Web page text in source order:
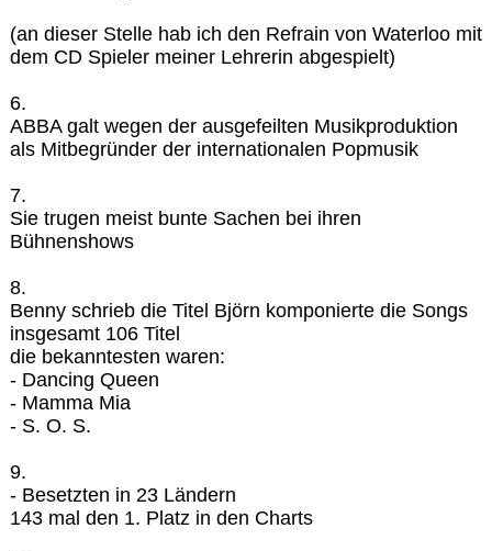
(an dieser Stelle hab ich den Refrain von Waterloo mit
dem CD Spieler meiner Lehrerin abgespielt)
6.
ABBA galt wegen der ausgefeilten Musikproduktion
als Mitbegründer der internationalen Popmusik
7.
Sie trugen meist bunte Sachen bei ihren
Bühnenshows
8.
Benny schrieb die Titel Björn komponierte die Songs
insgesamt 106 Titel
die bekanntesten waren:
- Dancing Queen
- Mamma Mia
- S. O. S.
9.
- Besetzten in 23 Ländern
143 mal den 1. Platz in den Charts